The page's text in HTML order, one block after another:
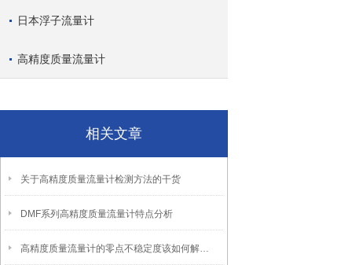
日本浮子流量计
高精度质量流量计
相关文章
关于高精度质量流量计检测方法的干货
DMF系列高精度质量流量计特点分析
高精度质量流量计的零点不稳定度该如何解决？